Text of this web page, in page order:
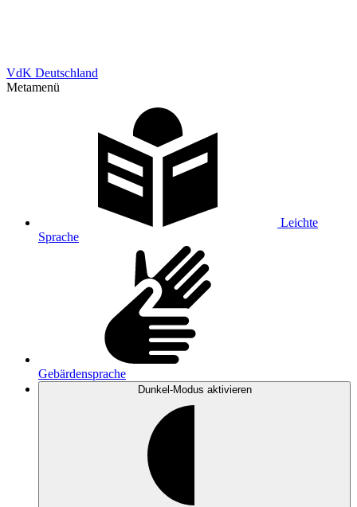
VdK Deutschland
Metamenü
Leichte
Sprache
Gebärdensprache
Dunkel-Modus aktivieren